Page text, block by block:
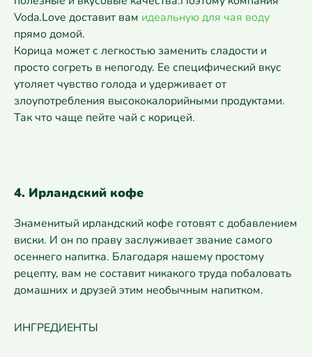
Voda.Love доставит вам идеальную для чая воду
прямо домой.
Корица может с легкостью заменить сладости и
просто согреть в непогоду. Ее специфический вкус
утоляет чувство голода и удерживает от
злоупотребления высококалорийными продуктами.
Так что чаще пейте чай с корицей.
4. Ирландский кофе
Знаменитый ирландский кофе готовят с добавлением
виски. И он по праву заслуживает звание самого
осеннего напитка. Благодаря нашему простому
рецепту, вам не составит никакого труда побаловать
домашних и друзей этим необычным напитком.
ИНГРЕДИЕНТЫ